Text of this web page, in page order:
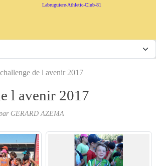
Labruguiere-Athletic-Club-81
challenge de l avenir 2017
l avenir 2017
GERARD AZEMA
cookies